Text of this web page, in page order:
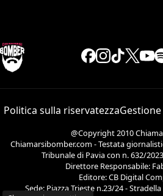
Politica sulla riservatezza
@Copyright 2010
Chiamarsibomber.com - Testata
Tribunale di Pavia con n. 632/
Direttore Responsabile:
Editore: CB Digital
Sede: Piazza Trieste n.23/24 - Stradella